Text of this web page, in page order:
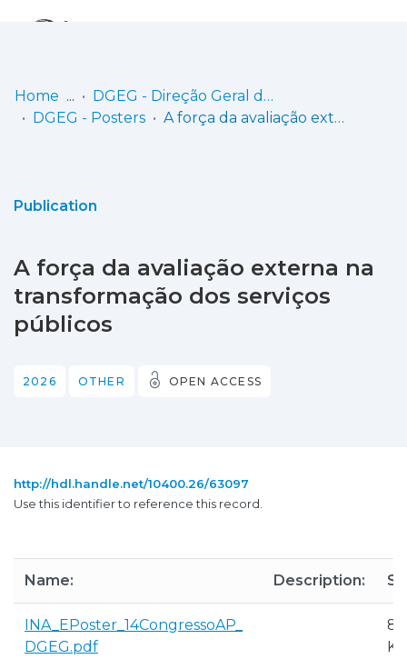
Statistics
Home
DGEG - Direção Geral da Energia e Geologia
DGEG - Posters
A força da avaliação externa na transformação dos serviços públicos
Publication
A força da avaliação externa na
transformação dos serviços
públicos
2026 OTHER OPEN ACCESS
http://hdl.handle.net/10400.26/63097
Use this identifier to reference this record.
Name: Description:
INA_EPoster_14CongressoAP_
DGEG.pdf
KB